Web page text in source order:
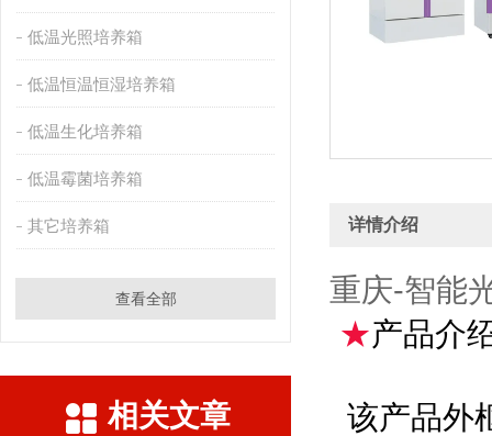
低温光照培养箱
低温恒温恒湿培养箱
低温生化培养箱
低温霉菌培养箱
其它培养箱
查看全部
相关文章
详情介绍
重庆-智能
★产品介
该产品外